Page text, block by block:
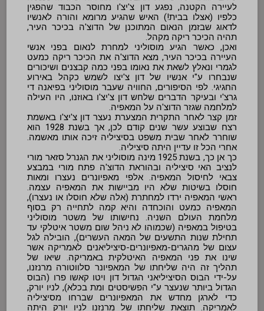
לדאוג שבזמן הנאום המתוכנן של הדוצ'ה בכיכר העיר,
שנבחרו ע"י אנשיו של דון צ'יצו לשמש כקהל באירוע
זמן קצר לאחר התקרית המצערת נעצר דון צ'יצ'ו באשמת
רצח שבוצע עשר שנים קודם לכן, אך בשנת 1928 הוא
שוחרר לאחר שבית משפט בסיציליה זיכה אותו מאשמה.
אחרי הכל זו עדיין היתה סיציליה.
לנציב האי סיציליה ובהוראת הדוצ'ה פתח מורי במבצע
צבאי לחיסול המאפיה. אלפי מאפיונרים נעצרו ומאות
חוסלו בשיטות שלא היו מביישות את המאפיה עצמה.
ראשי המאפיה ירדו למחתרת (אלה שלא חוסלו או נעצרו),
מלחמת העולם השניה. נחישותו של משטר מוסוליני
בטיפול במאפיה (שכמוהו לא ניהל שום משטר איטלקי עד
תחילת שנות התשעים של המאה העשרים), הובילה לגל
עצום של מהגרים-מאפיונרים-סיציליאנים לאמריקה אשר
שינו את פני המאפיה האיטלקית באמריקה. שיאו של
תהליך זה היה שליחתו של המאפיונר סלווטורה מרנזנו,
על-ידי הבוס הסיציליאני הגדול דון ויטו קאשו פרו (הבוס
הגדול ביותר שנעצר ע"י הפשיסטים ומת בכלא), לניו יורק,
כדי לארגן מחדש את המאפיונרים שברחו מסיציליה
לאמריקה. תוצאת שליחתו של מרנזנו לניו יורק היתה